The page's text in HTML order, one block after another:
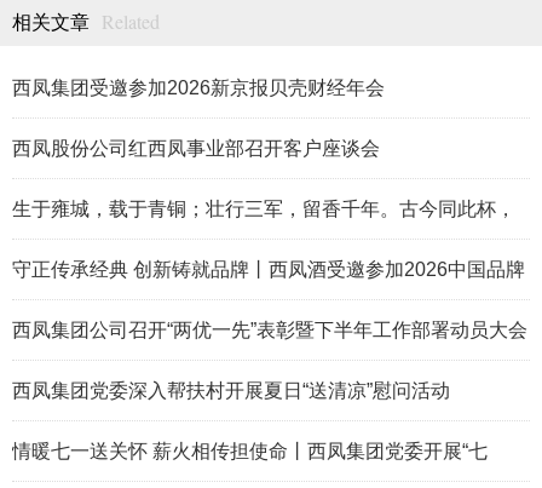
相关文章 Related
西凤集团受邀参加2026新京报贝壳财经年会
西凤股份公司红西凤事业部召开客户座谈会
生于雍城，载于青铜；壮行三军，留香千年。古今同此杯，
岁月共凤香。
守正传承经典 创新铸就品牌丨西凤酒受邀参加2026中国品牌
论坛
西凤集团公司召开“两优一先”表彰暨下半年工作部署动员大会
西凤集团党委深入帮扶村开展夏日“送清凉”慰问活动
情暖七一送关怀 薪火相传担使命丨西凤集团党委开展“七